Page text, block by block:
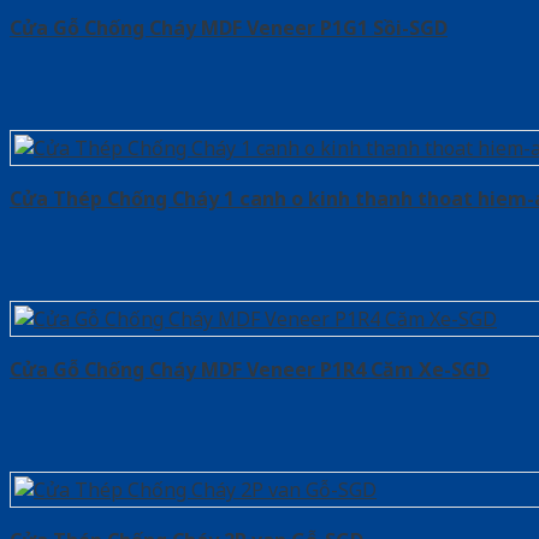
Cửa Gỗ Chống Cháy MDF Veneer P1G1 Sồi-SGD
Cửa Thép Chống Cháy 1 canh o kinh thanh thoat hiem-
Cửa Gỗ Chống Cháy MDF Veneer P1R4 Căm Xe-SGD